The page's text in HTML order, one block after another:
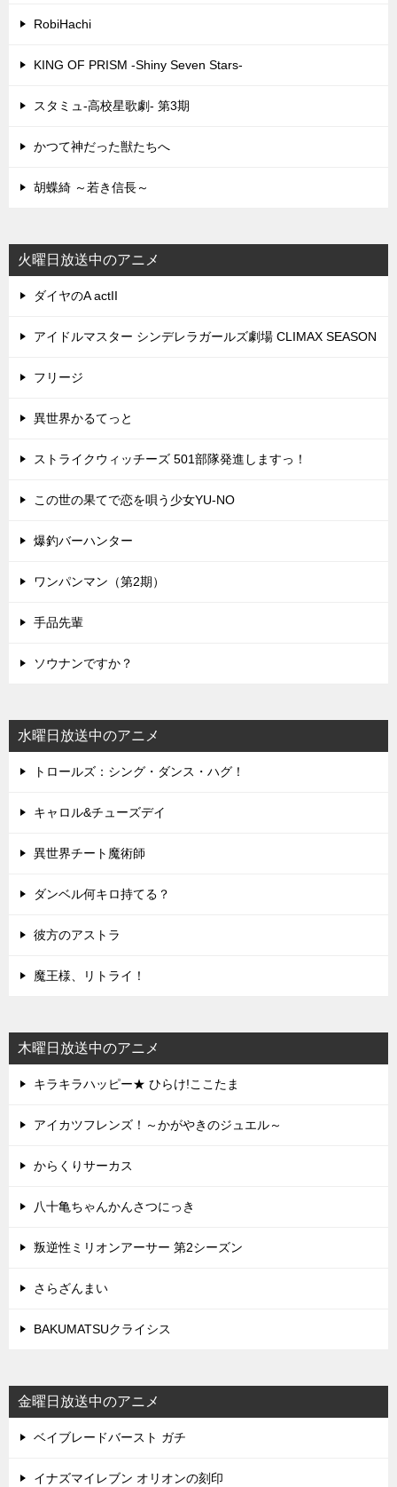
RobiHachi
KING OF PRISM -Shiny Seven Stars-
スタミュ-高校星歌劇- 第3期
かつて神だった獣たちへ
胡蝶綺 ～若き信長～
火曜日放送中のアニメ
ダイヤのA actII
アイドルマスター シンデレラガールズ劇場 CLIMAX SEASON
フリージ
異世界かるてっと
ストライクウィッチーズ 501部隊発進しますっ！
この世の果てで恋を唄う少女YU-NO
爆釣バーハンター
ワンパンマン（第2期）
手品先輩
ソウナンですか？
水曜日放送中のアニメ
トロールズ：シング・ダンス・ハグ！
キャロル&チューズデイ
異世界チート魔術師
ダンベル何キロ持てる？
彼方のアストラ
魔王様、リトライ！
木曜日放送中のアニメ
キラキラハッピー★ ひらけ!ここたま
アイカツフレンズ！～かがやきのジュエル～
からくりサーカス
八十亀ちゃんかんさつにっき
叛逆性ミリオンアーサー 第2シーズン
さらざんまい
BAKUMATSUクライシス
金曜日放送中のアニメ
ベイブレードバースト ガチ
イナズマイレブン オリオンの刻印